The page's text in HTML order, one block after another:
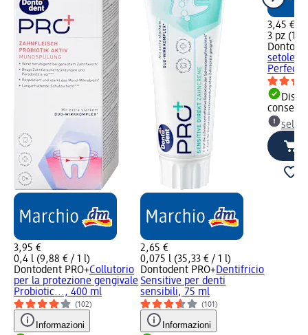
3,95 €
0,4 l (9,88 € / 1 l)
Dontodent PRO+Collutorio
per la protezione gengivale
Probiotic..., 400 ml
(102)
Informazioni
2,65 €
0,075 l (35,33 € / 1 l)
Dontodent PRO+Dentifricio
Sensitive per denti
sensibili, 75 ml
(101)
Informazioni
3,45 €
3 pz
setole